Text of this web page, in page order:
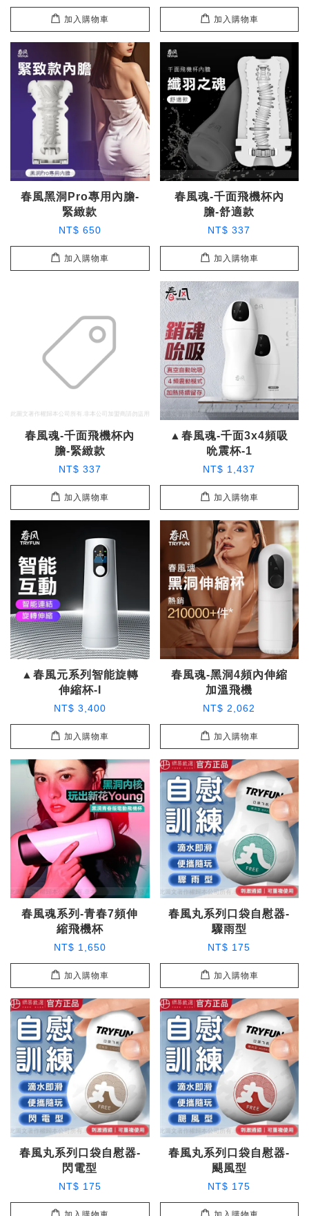
加入購物車 加入購物車
春風黑洞Pro專用內膽-
緊緻款
NT$ 650
加入購物車
春風魂-千面飛機杯內
膽-舒適款
NT$ 337
加入購物車
春風魂-千面飛機杯內
膽-緊緻款
NT$ 337
加入購物車
▲春風魂-千面3x4頻吸
吮震杯-1
NT$ 1,437
加入購物車
▲春風元系列智能旋轉
伸縮杯-I
NT$ 3,400
加入購物車
春風魂-黑洞4頻內伸縮
加溫飛機
NT$ 2,062
加入購物車
春風魂系列-青春7頻伸
縮飛機杯
NT$ 1,650
加入購物車
春風丸系列口袋自慰器-
驟雨型
NT$ 175
加入購物車
春風丸系列口袋自慰器-
閃電型
NT$ 175
春風丸系列口袋自慰器-
颶風型
NT$ 175